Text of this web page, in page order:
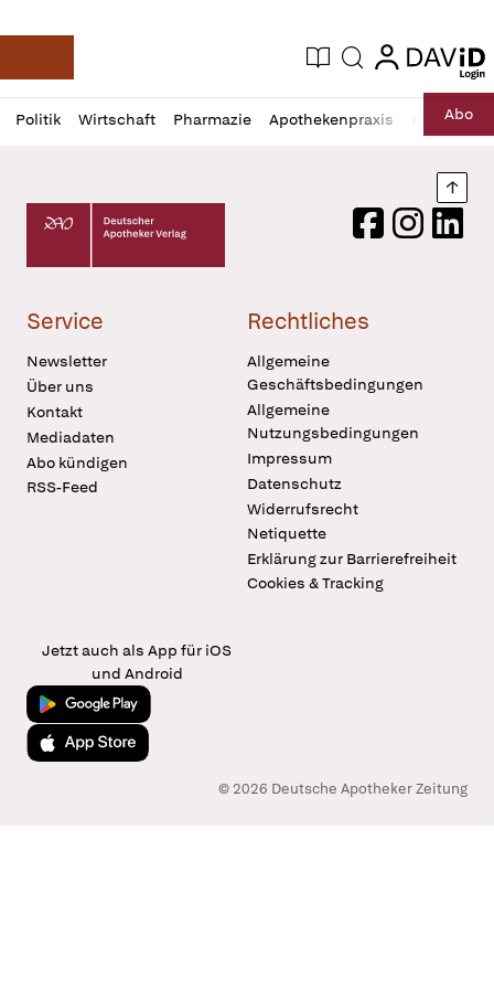
Deutsche Apotheker Zeitung
Aktuelle Ausgabe
Suche login
login
Politik Wirtschaft Pharmazie Apothekenpraxis RechtAbo
Profil
öffnen
Daz
Pur
Deutscher Apotheker Verlag Logo
FacebookInstagram
Service
Newsletter
Über uns
Kontakt
Mediadaten
Abo kündigen
RSS-Feed
Rechtliches
Allgemeine
Geschäftsbedingungen
Allgemeine
Nutzungsbedingungen
Impressum
Datenschutz
Widerrufsrecht
Netiquette
Erklärung zur Barrierefreiheit
Cookies & Tracking
Jetzt auch als App für iOS
und Android
Jetzt bei Google Play
Laden im App Store
© 2026 Deutsche Apotheker Zeitung